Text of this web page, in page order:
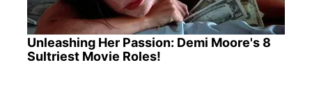
Unleashing Her Passion: Demi Moore's 8
Sultriest Movie Roles!